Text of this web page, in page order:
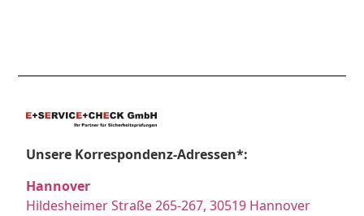
Unsere Korrespondenz-Adressen*:
Hannover
Hildesheimer Straße 265-267, 30519 Hannover